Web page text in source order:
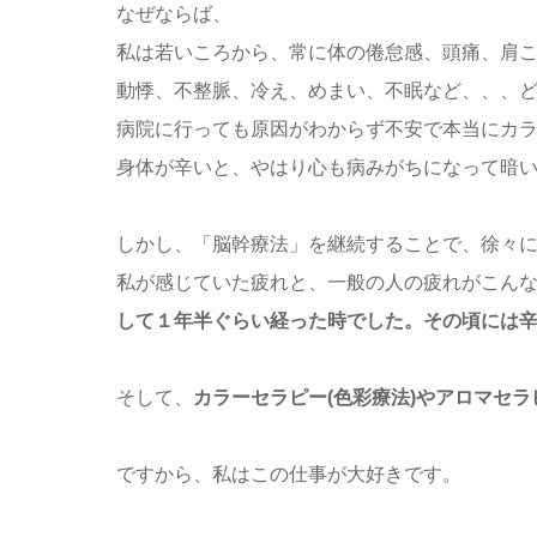
なぜならば、
私は若いころから、常に体の倦怠感、頭痛、肩
動悸、不整脈、冷え、めまい、不眠など、、、
病院に行っても原因がわからず不安で本当にカ
身体が辛いと、やはり心も病みがちになって暗
しかし、「脳幹療法」を継続することで、徐々
私が感じていた疲れと、一般の人の疲れがこん
して１年半ぐらい経った時でした。その頃には
そして、 カラーセラピー(色彩療法)やアロマセ
ですから、私はこの仕事が大好きです。